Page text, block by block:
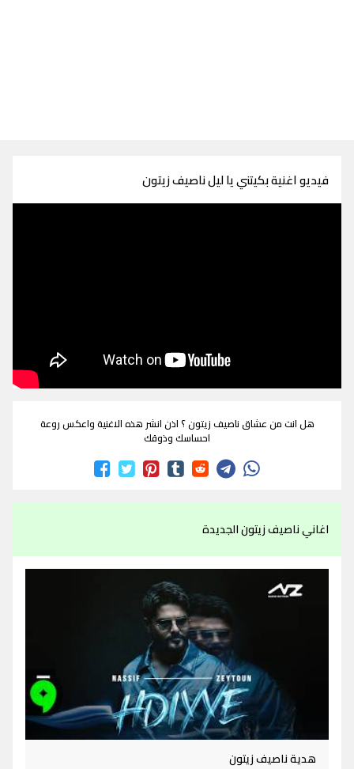
فيديو اغنية بكيتني يا ليل ناصيف زيتون
هل انت من عشاق ناصيف زيتون ؟ اذن انشر هذه الاغنية واعكس روعة
احساسك وذوقك
اغاني ناصيف زيتون الجديدة
هدية ناصيف زيتون